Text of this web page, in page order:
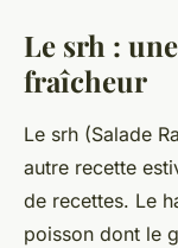
Le srh :
fraîcheur
Le srh (Salade
autre recette
de recettes. Le
poisson dont le